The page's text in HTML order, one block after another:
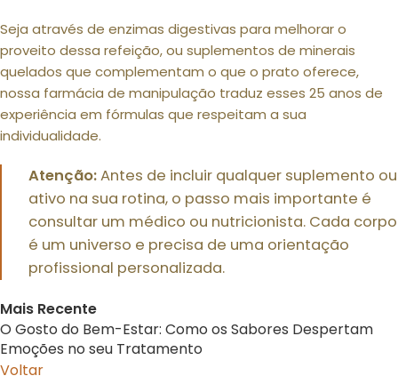
Seja através de enzimas digestivas para melhorar o
proveito dessa refeição, ou suplementos de minerais
quelados que complementam o que o prato oferece,
nossa farmácia de manipulação traduz esses 25 anos de
experiência em fórmulas que respeitam a sua
individualidade.
Atenção:Antes de incluir qualquer suplemento ou
ativo na sua rotina, o passo mais importante é
consultar um médico ou nutricionista. Cada corpo
é um universo e precisa de uma orientação
profissional personalizada.
Mais Recente
O Gosto do Bem-Estar: Como os Sabores Despertam
Emoções no seu Tratamento
Voltar